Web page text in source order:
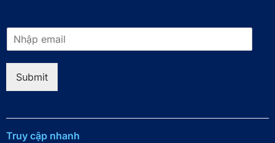
m
*
Submit
Truy cập nhanh